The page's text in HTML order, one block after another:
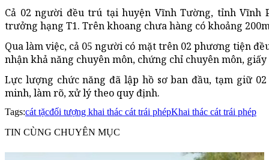
Cả 02 người đều trú tại huyện Vĩnh Tường, tỉnh Vĩnh
trưởng hạng T1. Trên khoang chưa hàng có khoảng
Qua làm việc, cả 05 người có mặt trên 02 phương tiện
nhận khả năng chuyên môn, chứng chỉ chuyên môn,
Lực lượng chức năng đã lập hồ sơ ban đầu, tạm giữ
minh, làm rõ, xử lý theo quy định.
Tags:cát tặcđối tượng khai thác cát trái phépKhai thác cát trái phép
TIN CÙNG CHUYÊN MỤC